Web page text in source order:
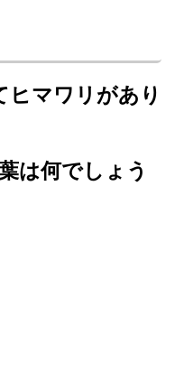
ヒマワリがあり
は何でしょう